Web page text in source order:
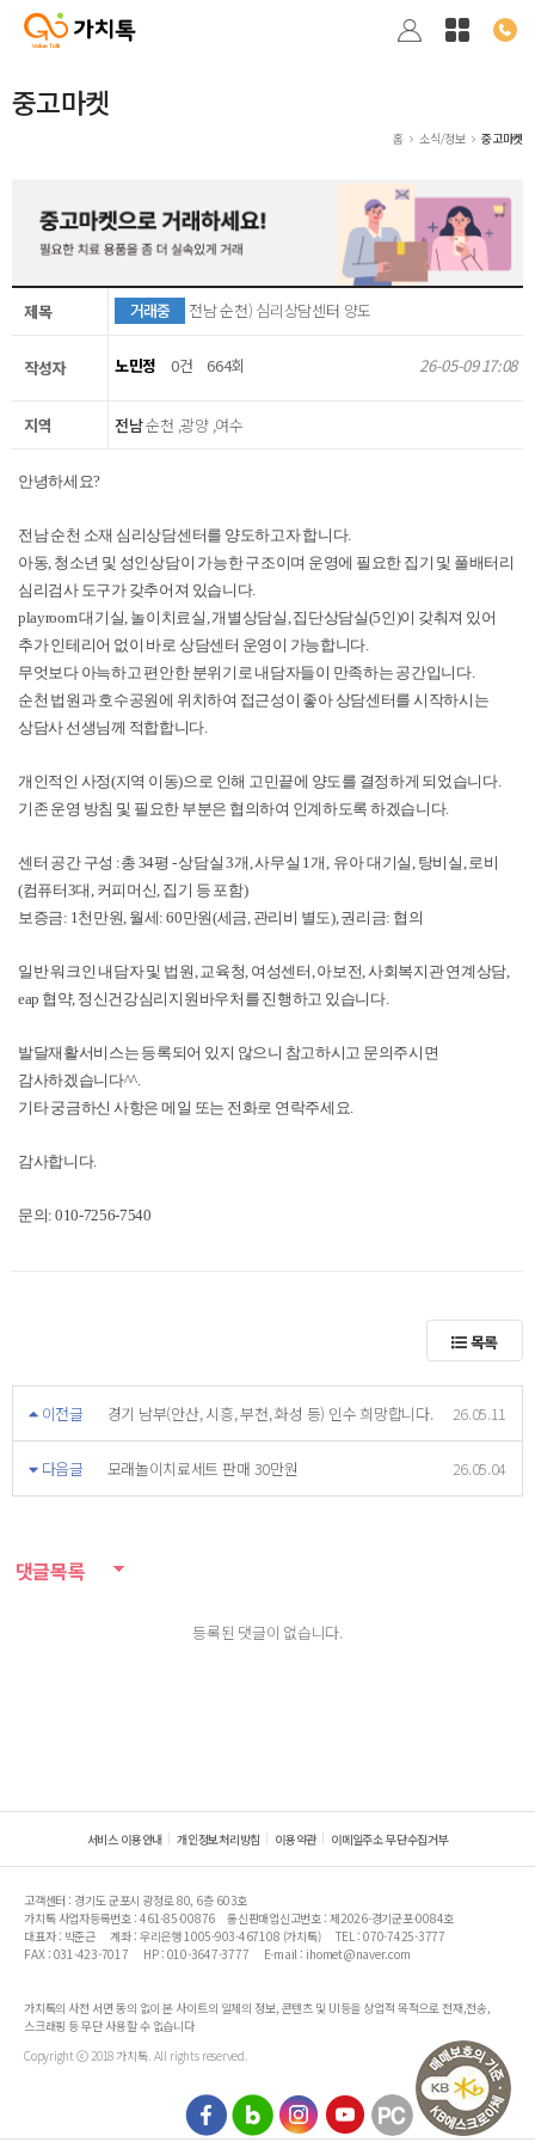
중고마켓
홈 소식/정보 중고마켓
제목 거래중 전남 순천) 심리상담센터 양도
작성자 노민정 0건 664회 26-05-09 17:08
지역 전남순천 ,광양 ,여수
안녕하세요?
전남 순천 소재 심리상담센터를 양도하고자 합니다.
아동, 청소년 및 성인상담이 가능한 구조이며 운영에 필요한 집기 및 풀배터리
심리검사 도구가 갖추어져 있습니다.
playroom 대기실, 놀이치료실, 개별상담실, 집단상담실(5인)이 갖춰져 있어
추가 인테리어 없이 바로 상담센터 운영이 가능합니다.
무엇보다 아늑하고 편안한 분위기로 내담자들이 만족하는 공간입니다.
순천 법원과 호수공원에 위치하여 접근성이 좋아 상담센터를 시작하시는
상담사 선생님께 적합합니다.
개인적인 사정(지역 이동)으로 인해 고민끝에 양도를 결정하게 되었습니다.
기존 운영 방침 및 필요한 부분은 협의하여 인계하도록 하겠습니다.
센터 공간 구성 :총 34평 - 상담실 3개, 사무실 1개, 유아 대기실, 탕비실, 로비
(컴퓨터3대, 커피머신, 집기 등 포함)
보증금: 1천만원, 월세: 60만원(세금, 관리비 별도), 권리금: 협의
일반 워크인 내담자 및 법원, 교육청, 여성센터, 아보전, 사회복지관 연계상담,
eap 협약, 정신건강심리지원바우처를 진행하고 있습니다.
발달재활서비스는 등록되어 있지 않으니 참고하시고 문의주시면
감사하겠습니다^^.
기타 궁금하신 사항은 메일 또는 전화로 연락주세요.
감사합니다.
문의: 010-7256-7540
목록
이전글 경기 남부(안산, 시흥, 부천, 화성 등) 인수 희망합니다. 26.05.11
다음글 모래놀이치료세트 판매 30만원 26.05.04
댓글목록
등록된 댓글이 없습니다.
서비스 이용안내 개인정보처리방침 이용약관 이메일주소 무단수집거부
고객센터 : 경기도 군포시 광정로 80, 6층 603호
가치톡 사업자등록번호 : 461-85-00876
통신판매업신고번호 : 제2026-경기군포-0084호
대표자 : 박준근
계좌 : 우리은행 1005-903-467108 (가치톡)
TEL : 070-7425-3777
FAX : 031-423-7017
HP : 010-3647-3777 E-mail : ihomet@naver.com
가치톡의 사전 서면 동의 없이 본 사이트의 일체의 정보, 콘텐츠 및 UI등을 상업적 목적으로 전재,전송,
스크래핑 등 무단 사용할 수 없습니다
Copyright ⓒ 2018 가치톡. All rights reserved.